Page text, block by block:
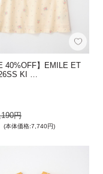
40%OFF】EMILE ET
KI …
円
(本体価格:7,740円)